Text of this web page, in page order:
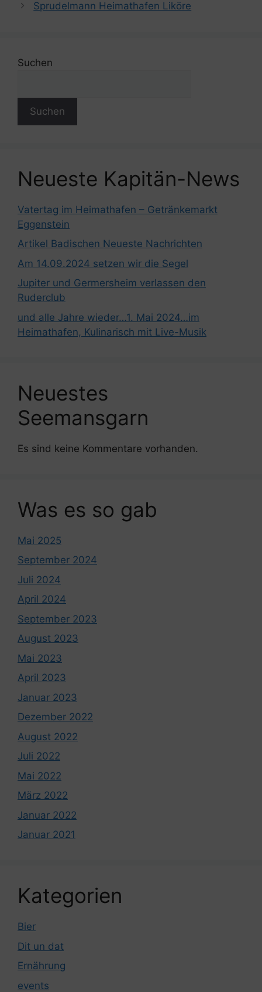
Sprudelmann Heimathafen Liköre
Suchen
Suchen
Neueste Kapitän-News
Vatertag im Heimathafen – Getränkemarkt
Eggenstein
Artikel Badischen Neueste Nachrichten
Am 14.09.2024 setzen wir die Segel
Jupiter und Germersheim verlassen den
Ruderclub
und alle Jahre wieder…1. Mai 2024…im
Heimathafen, Kulinarisch mit Live-Musik
Neuestes
Seemansgarn
Es sind keine Kommentare vorhanden.
Was es so gab
Mai 2025
September 2024
Juli 2024
April 2024
September 2023
August 2023
Mai 2023
April 2023
Januar 2023
Dezember 2022
August 2022
Juli 2022
Mai 2022
März 2022
Januar 2022
Januar 2021
Kategorien
Bier
Dit un dat
Ernährung
events